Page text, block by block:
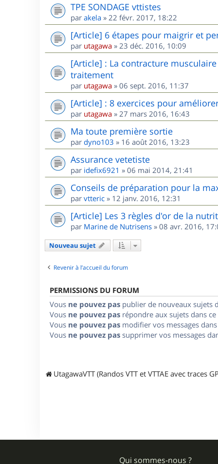
TPE SONDAGE vttistes
par akela » 22 févr. 2017, 18:22
[Article] 6 étapes pour maigrir et
par utagawa » 23 déc. 2016, 10:09
[Article] : La contracture
traitement
par utagawa » 06 sept. 2016, 11:37
[Article] : 8 exercices pour
par utagawa » 27 mars 2016, 16:43
Ma toute première sortie
par dyno103 » 16 août 2016, 13:23
Assurance vetetiste
par idefix6921 » 06 mai 2014, 21:41
Conseils de préparation pour la
par vtteric » 12 janv. 2016, 12:31
[Article] Les 3 règles d'or de la
par Marine de Nutrisens » 08 avr. 2016,
Nouveau sujet
Revenir à l’accueil du forum
PERMISSIONS DU FORUM
Vous ne pouvez pas publier de nouveaux sujets
Vous ne pouvez pas répondre aux sujets dans
Vous ne pouvez pas modifier vos messages
Vous ne pouvez pas supprimer vos messages
UtagawaVTT (Randos VTT et VTTAE avec traces
Qui sommes-nous ?